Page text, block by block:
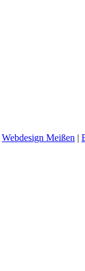
Webdesign Meißen |